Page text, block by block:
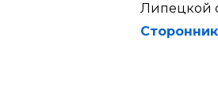
Липецкой
Сторонник